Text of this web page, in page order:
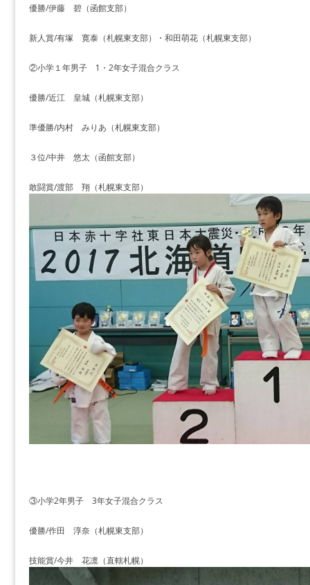
優勝/伊藤 碧（函館支部）
新人賞/有塚 寛泰（札幌東支部）・和田萌花（札幌東支部）
②小学１年男子 1・2年女子混合クラス
優勝/近江 皇城（札幌東支部）
準優勝/内村 みりあ（札幌東支部）
３位/中井 悠太（函館支部）
敢闘賞/渡部 翔（札幌東支部）
③小学2年男子 3年女子混合クラス
優勝/作田 淳奈（札幌東支部）
技能賞/今井 花凛（直轄札幌）